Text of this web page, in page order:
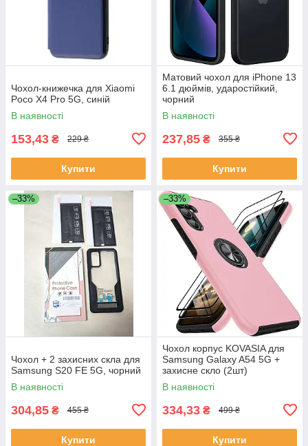
Чохол-книжечка для Xiaomi
Poco X4 Pro 5G, синій
В наявності
153,43 ₴ 229 ₴
Купити
Матовий чохол для iPhone 13
6.1 дюймів, ударостійкий,
чорний
В наявності
237,85 ₴ 355 ₴
Купити
–33%
Чохол + 2 захисних скла для
Samsung S20 FE 5G, чорний
В наявності
304,85 ₴ 455 ₴
Купити
–33%
Чохол корпус KOVASIA для
Samsung Galaxy A54 5G +
захисне скло (2шт)
В наявності
334,33 ₴ 499 ₴
Купити